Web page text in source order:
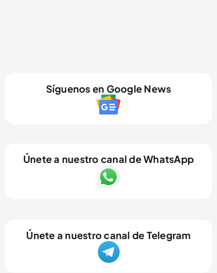
Síguenos en Google News
Únete a nuestro canal de WhatsApp
Únete a nuestro canal de Telegram